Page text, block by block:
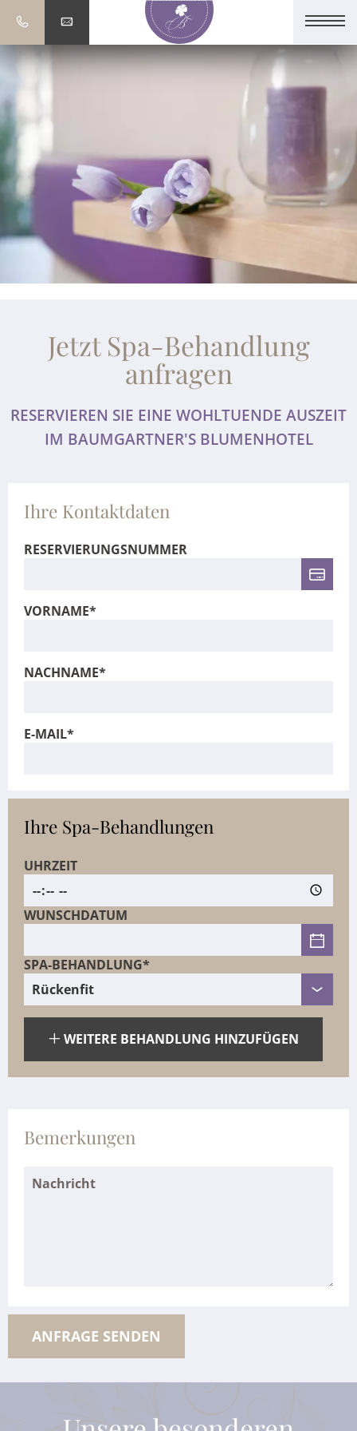
Jetzt Spa-Behandlung
anfragen
RESERVIEREN SIE EINE WOHLTUENDE AUSZEIT
IM BAUMGARTNER'S BLUMENHOTEL
Ihre Kontaktdaten
RESERVIERUNGSNUMMER
VORNAME*
NACHNAME*
E-MAIL*
Ihre Spa-Behandlungen
SPA-BEHANDLUNG*
WUNSCHDATUM
UHRZEIT
WEITERE BEHANDLUNG HINZUFÜGEN
Bemerkungen